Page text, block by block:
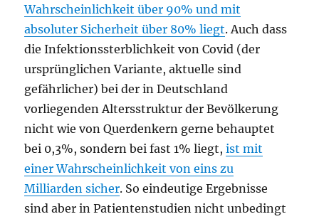
Wahrscheinlichkeit über 90% und mit
absoluter Sicherheit über 80% liegt. Auch dass
die Infektionssterblichkeit von Covid (der
ursprünglichen Variante, aktuelle sind
gefährlicher) bei der in Deutschland
vorliegenden Altersstruktur der Bevölkerung
nicht wie von Querdenkern gerne behauptet
bei 0,3%, sondern bei fast 1% liegt,ist mit
einer Wahrscheinlichkeit von eins zu
Milliarden sicher. So eindeutige Ergebnisse
sind aber in Patientenstudien nicht unbedingt